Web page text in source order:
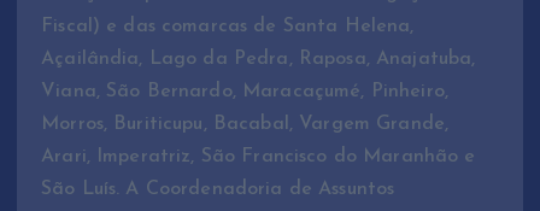
Fiscal) e das comarcas de Santa Helena,
Açailândia, Lago da Pedra, Raposa, Anajatuba,
Viana, São Bernardo, Maracaçumé, Pinheiro,
Morros, Buriticupu, Bacabal, Vargem Grande,
Arari, Imperatriz, São Francisco do Maranhão e
São Luís. A Coordenadoria de Assuntos